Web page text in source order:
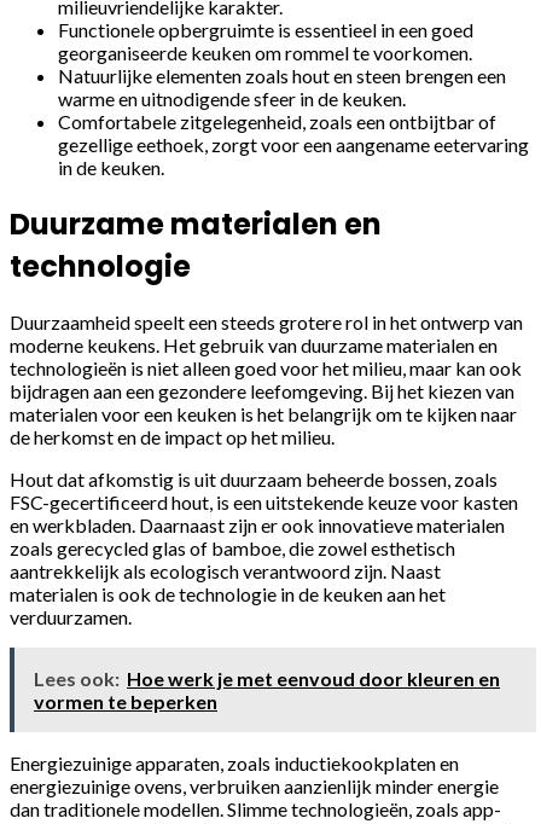
milieuvriendelijke karakter.
Functionele opbergruimte is essentieel in een goed
georganiseerde keuken om rommel te voorkomen.
Natuurlijke elementen zoals hout en steen brengen een
warme en uitnodigende sfeer in de keuken.
Comfortabele zitgelegenheid, zoals een ontbijtbar of
gezellige eethoek, zorgt voor een aangename eetervaring
in de keuken.
Duurzame materialen en
technologie
Duurzaamheid speelt een steeds grotere rol in het ontwerp van
moderne keukens. Het gebruik van duurzame materialen en
technologieën is niet alleen goed voor het milieu, maar kan ook
bijdragen aan een gezondere leefomgeving. Bij het kiezen van
materialen voor een keuken is het belangrijk om te kijken naar
de herkomst en de impact op het milieu.
Hout dat afkomstig is uit duurzaam beheerde bossen, zoals
FSC-gecertificeerd hout, is een uitstekende keuze voor kasten
en werkbladen. Daarnaast zijn er ook innovatieve materialen
zoals gerecycled glas of bamboe, die zowel esthetisch
aantrekkelijk als ecologisch verantwoord zijn. Naast
materialen is ook de technologie in de keuken aan het
verduurzamen.
Lees ook: Hoe werk je met eenvoud door kleuren en
vormen te beperken
Energiezuinige apparaten, zoals inductiekookplaten en
energiezuinige ovens, verbruiken aanzienlijk minder energie
dan traditionele modellen. Slimme technologieën, zoals app-